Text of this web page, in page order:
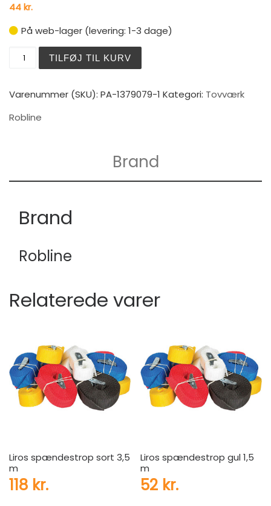
44kr.
På web-lager (levering: 1-3 dage)
TILFØJ TIL KURV
Varenummer (SKU): PA-1379079-1 Kategori: Tovværk
Robline
Brand
Brand
Robline
Relaterede varer
Liros spændestrop sort 3,5
m
118 kr.
Liros spændestrop gul 1,5
m
52 kr.